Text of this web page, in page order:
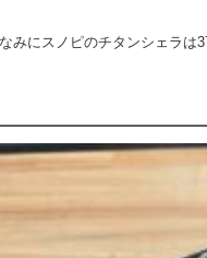
みにスノピのチタンシェラは